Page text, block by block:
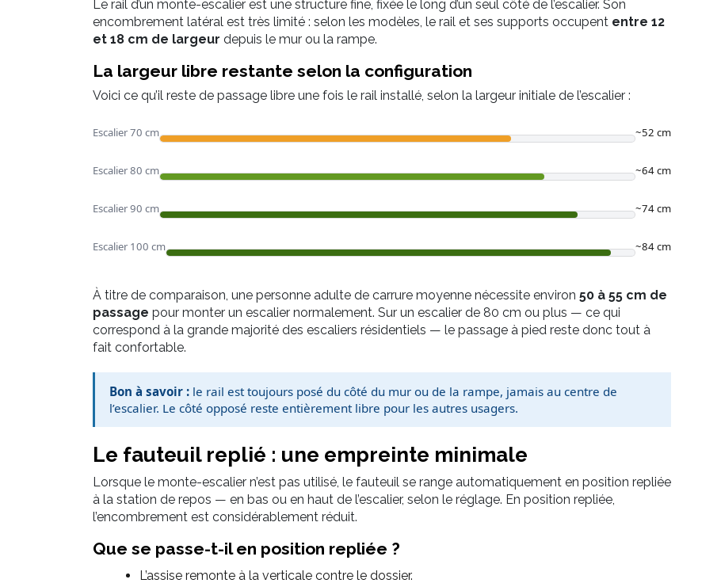
Le rail d’un monte-escalier est une structure fine, fixée le long d’un seul côté de l’escalier. Son
encombrement latéral est très limité : selon les modèles, le rail et ses supports occupent entre 12
et 18 cm de largeur depuis le mur ou la rampe.
La largeur libre restante selon la configuration
Voici ce qu’il reste de passage libre une fois le rail installé, selon la largeur initiale de l’escalier :
Escalier 70 cm ~52 cm
Escalier 80 cm ~64 cm
Escalier 90 cm ~74 cm
Escalier 100 cm ~84 cm
À titre de comparaison, une personne adulte de carrure moyenne nécessite environ 50 à 55 cm de
passage pour monter un escalier normalement. Sur un escalier de 80 cm ou plus — ce qui
correspond à la grande majorité des escaliers résidentiels — le passage à pied reste donc tout à
fait confortable.
Bon à savoir :le rail est toujours posé du côté du mur ou de la rampe, jamais au centre de
l’escalier. Le côté opposé reste entièrement libre pour les autres usagers.
Le fauteuil replié : une empreinte minimale
Lorsque le monte-escalier n’est pas utilisé, le fauteuil se range automatiquement en position repliée
à la station de repos — en bas ou en haut de l’escalier, selon le réglage. En position repliée,
l’encombrement est considérablement réduit.
Que se passe-t-il en position repliée ?
L’assise remonte à la verticale contre le dossier.